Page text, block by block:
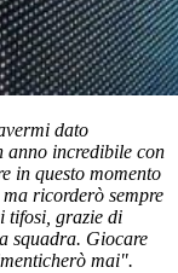
dato
anno incredibile con
in questo momento
ricorderò sempre
tifosi, grazie di
squadra. Giocare
mai".